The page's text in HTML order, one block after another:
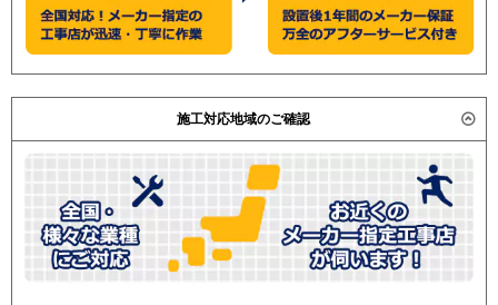
施工対応地域のご確認